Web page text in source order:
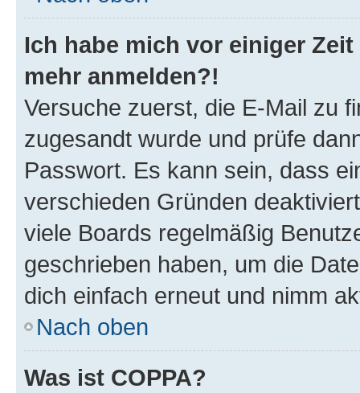
Ich habe mich vor einiger
mehr anmelden?!
Versuche zuerst, die E-Mail zu
zugesandt wurde und prüfe
Passwort. Es kann sein, dass
verschieden Gründen
viele Boards regelmäßig
geschrieben haben, um die
dich einfach erneut und nimm
Nach oben
Was ist COPPA?